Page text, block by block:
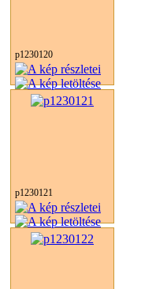
p1230120
p1230121